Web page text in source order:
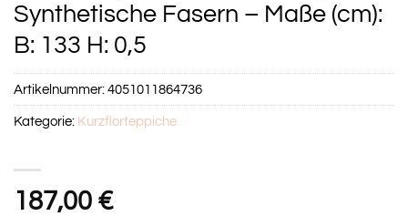
Synthetische Fasern – Maße (cm):
B: 133 H: 0,5
187,00 €
Artikelnummer:4051011864736
Kategorie: Kurzflorteppiche